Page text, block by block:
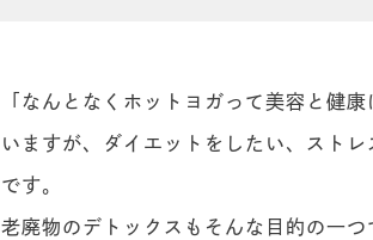
「なんとなくホットヨガって美容と健
いますが、ダイエットをしたい、スト
です。
老廃物のデトックスもそんな目的の一